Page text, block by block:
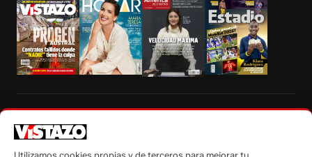
autorización escrita de su titular, de todos los contenidos de Vistazo.com.